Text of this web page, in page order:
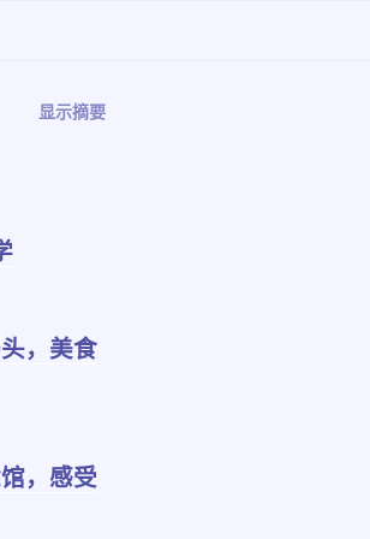
显示摘要
，美食
，感受